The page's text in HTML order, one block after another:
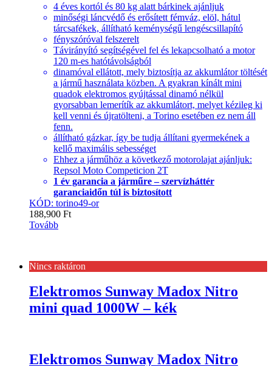
4 éves kortól és 80 kg alatt bárkinek ajánljuk
minőségi láncvédő és erősített fémváz, elöl, hátul
tárcsafékek, állítható keménységű lengéscsillapító
fényszóróval felszerelt
Távirányító segítségével fel és lekapcsolható a motor
120 m-es hatótávolságból
dinamóval ellátott, mely biztosítja az akkumlátor töltését
a jármű használata közben. A gyakran kínált mini
quadok elektromos gyújtással dinamó nélkül
gyorsabban lemerítík az akkumlátort, melyet kézileg ki
kell venni és újratölteni, a Torino esetében ez nem áll
fenn.
állítható gázkar, így be tudja állítani gyermekének a
kellő maximális sebességet
Ehhez a járműhöz a következő motorolajat ajánljuk:
Repsol Moto Competicion 2T
1 év garancia a járműre – szervízháttér
garanciaidőn túl is biztosított
KÓD: torino49-or
188,900 Ft
Tovább
Nincs raktáron
Elektromos Sunway Madox Nitro
mini quad 1000W – kék
Elektromos Sunway Madox Nitro